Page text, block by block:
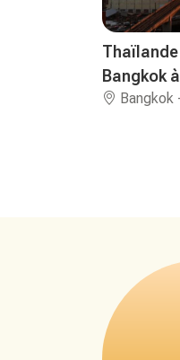
Bangkok
Bangkok